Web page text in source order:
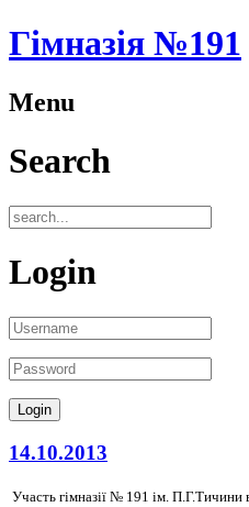
Гімназія №191
Menu
Search
Login
14.10.2013
Участь гімназії № 191 ім. П.Г.Тичини